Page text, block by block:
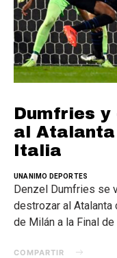
Dumfries
al Atalanta
Italia
UNANIMO DEPORTES
Denzel Dumfries se
destrozar al
de Milán a la Final
COMPARTIR